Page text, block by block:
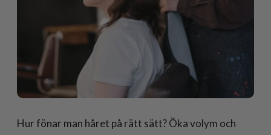
Hur fönar man håret på rätt sätt? Öka volym och